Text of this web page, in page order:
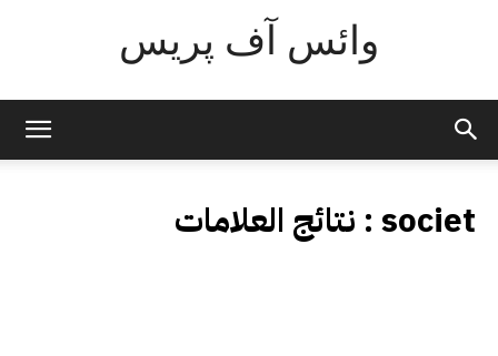
وائس آف پریس
نتائج العلامات : societ